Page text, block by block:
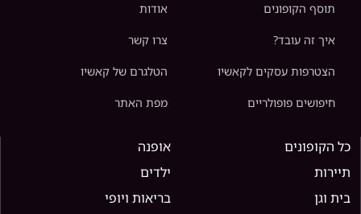
תוסף הקופונים אודות
איך זה עובד? צרו קשר
הצטרפות עסקים לקאשיו הטלגרם של קאשיו
חיפושים פופולריים מפת האתר
כל הקופונים
אופנה
תיירות
ילדים
בית וגן
בריאות ויופי